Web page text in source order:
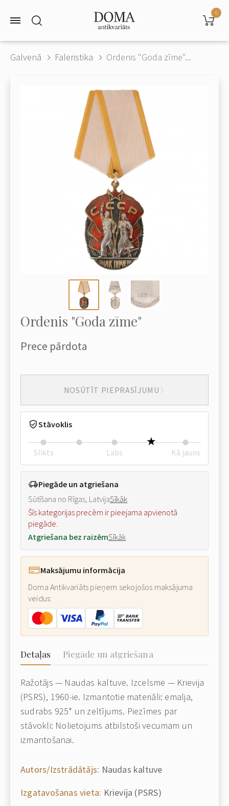
0
Galvenā Faleristika Ordenis "Goda zīme"...
Ordenis "Goda zīme"
Prece pārdota
NOSŪTĪT PIEPRASĪJUMU
Stāvoklis
Slikts Labs Kā jauns
Piegāde un atgriešana
Sūtīšana no Rīgas, LatvijaSīkāk
Šīs kategorijas precēm ir pieejama apvienotā
piegāde.
Atgriešana bez raizēmSīkāk
Maksājumu informācija
Doma Antikvariāts pieņem sekojošos maksājuma
veidus:
Detaļas Piegāde un atgriešana
Ražotājs — Naudas kaltuve. Izcelsme — Krievija
(PSRS), 1960-ie. Izmantotie materiāli: emalja,
sudrabs 925* un zeltījums. Piezīmes par
stāvokli: Nolietojums atbilstoši vecumam un
izmantošanai.
Autors/Izstrādātājs: Naudas kaltuve
Izgatavošanas vieta: Krievija (PSRS)